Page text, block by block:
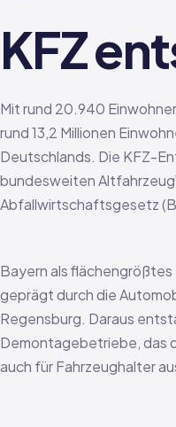
KFZ
Mit rund 20.940
rund 13,2 Millionen
Deutschlands. Die KFZ-
bundesweiten
Abfallwirtschaftsgesetz
Bayern als
geprägt durch die
Regensburg. Daraus
Demontagebetriebe, das
auch für Fahrzeughalter